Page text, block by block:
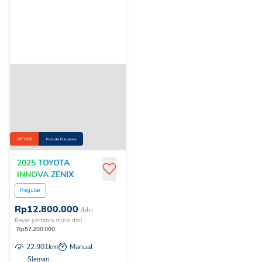
DP 10% Include Insurance
2025 TOYOTA
INNOVA ZENIX
2.0QHVMODTSSPC
Reguler
Rp12.800.000 /bln
Bayar pertama mulai dari
Rp57.200.000
22.901km Manual
Sleman